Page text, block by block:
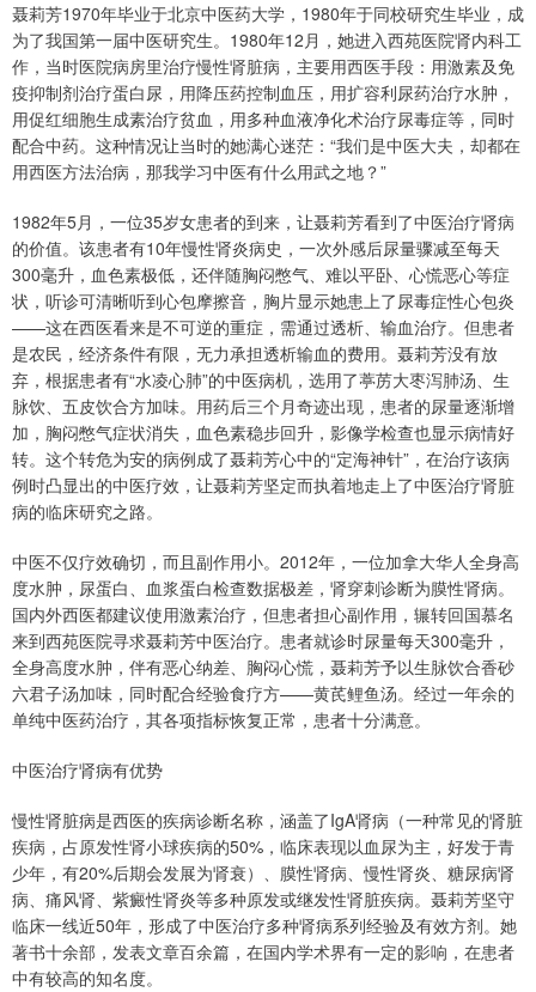
聂莉芳1970年毕业于北京中医药大学，1980年于同校研究生毕业，成
为了我国第一届中医研究生。1980年12月，她进入西苑医院肾内科工
作，当时医院病房里治疗慢性肾脏病，主要用西医手段：用激素及免
疫抑制剂治疗蛋白尿，用降压药控制血压，用扩容利尿药治疗水肿，
用促红细胞生成素治疗贫血，用多种血液净化术治疗尿毒症等，同时
配合中药。这种情况让当时的她满心迷茫：“我们是中医大夫，却都在
用西医方法治病，那我学习中医有什么用武之地？”
1982年5月，一位35岁女患者的到来，让聂莉芳看到了中医治疗肾病
的价值。该患者有10年慢性肾炎病史，一次外感后尿量骤减至每天
300毫升，血色素极低，还伴随胸闷憋气、难以平卧、心慌恶心等症
状，听诊可清晰听到心包摩擦音，胸片显示她患上了尿毒症性心包炎
——这在西医看来是不可逆的重症，需通过透析、输血治疗。但患者
是农民，经济条件有限，无力承担透析输血的费用。聂莉芳没有放
弃，根据患者有“水凌心肺”的中医病机，选用了葶苈大枣泻肺汤、生
脉饮、五皮饮合方加味。用药后三个月奇迹出现，患者的尿量逐渐增
加，胸闷憋气症状消失，血色素稳步回升，影像学检查也显示病情好
转。这个转危为安的病例成了聂莉芳心中的“定海神针”，在治疗该病
例时凸显出的中医疗效，让聂莉芳坚定而执着地走上了中医治疗肾脏
病的临床研究之路。
中医不仅疗效确切，而且副作用小。2012年，一位加拿大华人全身高
度水肿，尿蛋白、血浆蛋白检查数据极差，肾穿刺诊断为膜性肾病。
国内外西医都建议使用激素治疗，但患者担心副作用，辗转回国慕名
来到西苑医院寻求聂莉芳中医治疗。患者就诊时尿量每天300毫升，
全身高度水肿，伴有恶心纳差、胸闷心慌，聂莉芳予以生脉饮合香砂
六君子汤加味，同时配合经验食疗方——黄芪鲤鱼汤。经过一年余的
单纯中医药治疗，其各项指标恢复正常，患者十分满意。
中医治疗肾病有优势
慢性肾脏病是西医的疾病诊断名称，涵盖了IgA肾病（一种常见的肾脏
疾病，占原发性肾小球疾病的50%，临床表现以血尿为主，好发于青
少年，有20%后期会发展为肾衰）、膜性肾病、慢性肾炎、糖尿病肾
病、痛风肾、紫癜性肾炎等多种原发或继发性肾脏疾病。聂莉芳坚守
临床一线近50年，形成了中医治疗多种肾病系列经验及有效方剂。她
著书十余部，发表文章百余篇，在国内学术界有一定的影响，在患者
中有较高的知名度。